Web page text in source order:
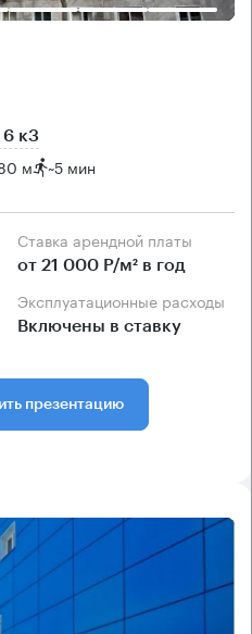
к3
м ~5 мин
Ставка арендной платы
от 21 000 Р/м² в год
Эксплуатационные расходы
Включены в ставку
презентацию